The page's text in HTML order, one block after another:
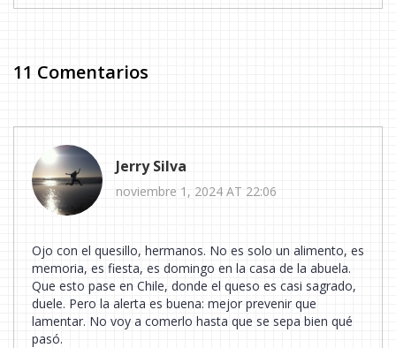
11 Comentarios
Jerry Silva
noviembre 1, 2024 AT 22:06
Ojo con el quesillo, hermanos. No es solo un alimento, es
memoria, es fiesta, es domingo en la casa de la abuela.
Que esto pase en Chile, donde el queso es casi sagrado,
duele. Pero la alerta es buena: mejor prevenir que
lamentar. No voy a comerlo hasta que se sepa bien qué
pasó.